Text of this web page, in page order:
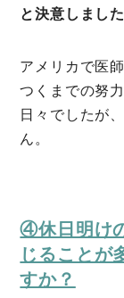
と決意しました
アメリカで医
つくまでの努
日々でしたが
ん。
④休日明け
じることが
すか？